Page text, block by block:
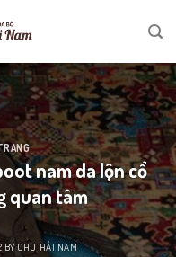
nam da lộn cổ
quan tâm
BYCHU HẢI NAM